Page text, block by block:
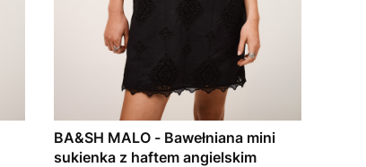
BA&SH MALO - Bawełniana mini
sukienka z haftem angielskim